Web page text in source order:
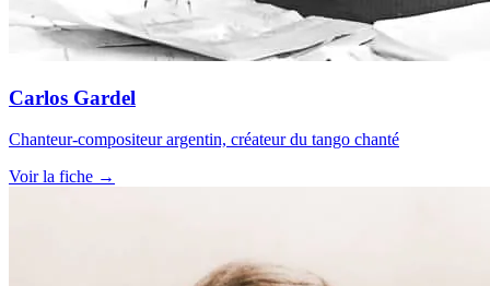
Carlos Gardel
Chanteur-compositeur argentin, créateur du tango chanté
Voir la fiche →